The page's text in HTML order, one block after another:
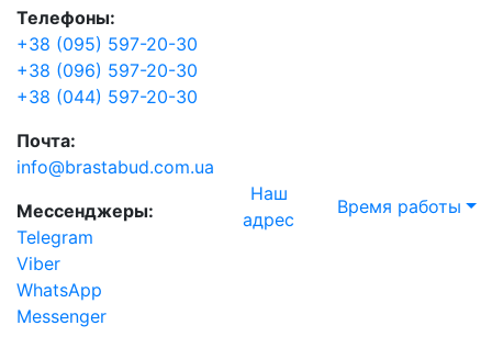
Телефоны:
+38 (095) 597-20-30
+38 (096) 597-20-30
+38 (044) 597-20-30
Почта:
info@brastabud.com.ua
Мессенджеры:
Telegram
Viber
WhatsApp
Messenger
Наш
адрес
Время работы